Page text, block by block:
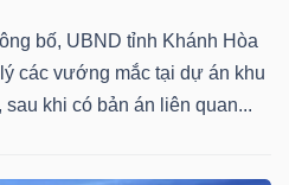
bố, UBND tỉnh Khánh Hòa
các vướng mắc tại dự án khu
khi có bản án liên quan...